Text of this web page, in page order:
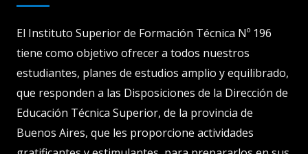
El Instituto Superior de Formación Técnica Nº 196
tiene como objetivo ofrecer a todos nuestros
estudiantes, planes de estudios amplio y equilibrado,
que responden a las Disposiciones de la Dirección de
Educación Técnica Superior, de la provincia de
Buenos Aires, que les proporcione actividades